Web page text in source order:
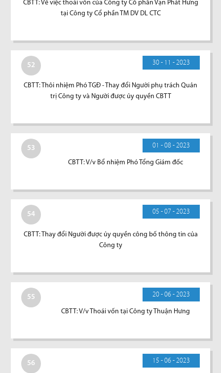
CBTT: Về việc thoái vốn của Công ty Cổ phần Vạn Phát Hưng
tại Công ty Cổ phần TM DV DL CTC
52 30 - 11 - 2023
CBTT: Thôi nhiệm Phó TGĐ - Thay đổi Người phụ trách Quản
trị Công ty và Người được ủy quyền CBTT
53 01 - 08 - 2023
CBTT: V/v Bổ nhiệm Phó Tổng Giám đốc
54 05 - 07 - 2023
CBTT: Thay đổi Người được ủy quyền công bố thông tin của
Công ty
55 20 - 06 - 2023
CBTT: V/v Thoái vốn tại Công ty Thuận Hưng
56 15 - 06 - 2023